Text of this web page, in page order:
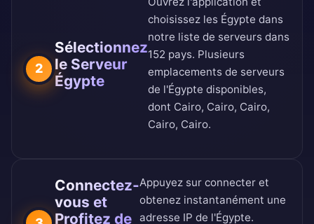
2
Sélectionnez
le Serveur
Égypte
choisissez les Égypte dans
notre liste de serveurs dans
152 pays. Plusieurs
emplacements de serveurs
de l'Égypte disponibles,
dont Cairo, Cairo, Cairo,
Cairo, Cairo.
Connectez-
vous et
Profitez de
Appuyez sur connecter et
obtenez instantanément une
adresse IP de l'Égypte.